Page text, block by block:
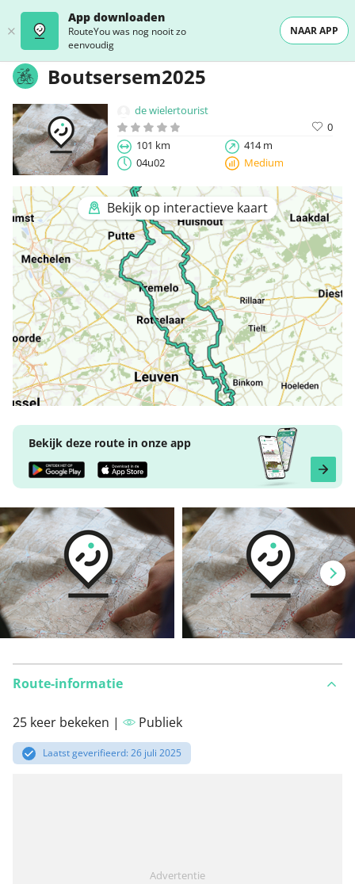
App downloaden
RouteYou was nog nooit zo
eenvoudig
NAAR APP
Boutsersem2025
de wielertourist
0
101 km
414 m
04u02
Medium
Bekijk op interactieve kaart
Bekijk deze route in onze app
Route-informatie
25 keer bekeken | Publiek
Laatst geverifieerd: 26 juli 2025
Advertentie